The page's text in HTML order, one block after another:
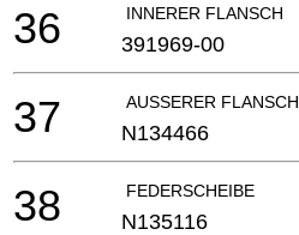
INNERER FLANSCH
36 391969-00
AUSSERER FLANSCH
37 N134466
FEDERSCHEIBE
38 N135116